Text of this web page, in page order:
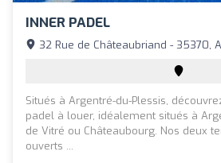
INNER PADEL
32 Rue de Châteaubriand - 35370,
Situés à Argentré-du-Plessis,
padel à louer, idéalement situés à
de Vitré ou Châteaubourg. Nos deux
ouverts ...